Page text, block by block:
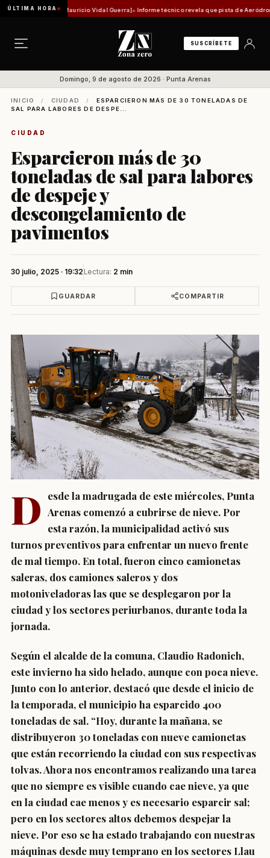
ÚLTIMA HORA
[Por Mauricio Vidal Guerra] Informe técnico revela que pista de Aeródromo de
SUSCRÍBETE
Domingo, 9 de agosto de 2026 · Punta Arenas
INICIO / CIUDAD /
ESPARCIERON MÁS DE 30 TONELADAS DE
SAL PARA LABORES DE DESPE...
CIUDAD
Esparcieron más de 30
toneladas de sal para labores
de despeje y
descongelamiento de
pavimentos
30 julio, 2025 · 19:32 Lectura: 2 min
GUARDAR COMPARTIR
D esde la madrugada de este miércoles, Punta
Arenas comenzó a cubrirse de nieve. Por
esta razón, la municipalidad activó sus
turnos preventivos para enfrentar un nuevo frente
de mal tiempo. En total, fueron cinco camionetas
saleras, dos camiones saleros y dos
motoniveladoras las que se desplegaron por la
ciudad y los sectores periurbanos, durante toda la
jornada.
Según el alcalde de la comuna, Claudio Radonich,
este invierno ha sido helado, aunque con poca nieve.
Junto con lo anterior, destacó que desde el inicio de
la temporada, el municipio ha esparcido 400
toneladas de sal. “Hoy, durante la mañana, se
distribuyeron 30 toneladas con nueve camionetas
que están recorriendo la ciudad con sus respectivas
tolvas. Ahora nos encontramos realizando una tarea
que no siempre es visible cuando cae nieve, ya que
en la ciudad cae menos y es necesario esparcir sal;
pero en los sectores altos debemos despejar la
nieve. Por eso se ha estado trabajando con nuestras
máquinas desde muy temprano en los sectores Llau